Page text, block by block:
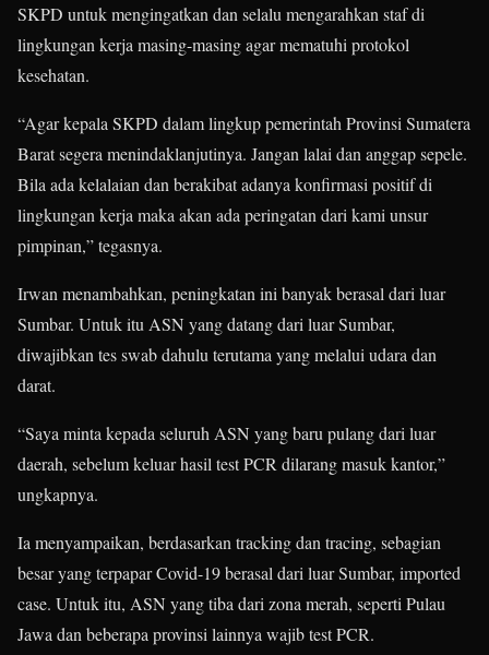
SKPD untuk mengingatkan dan selalu mengarahkan staf di
lingkungan kerja masing-masing agar mematuhi protokol
kesehatan.
“Agar kepala SKPD dalam lingkup pemerintah Provinsi Sumatera
Barat segera menindaklanjutinya. Jangan lalai dan anggap sepele.
Bila ada kelalaian dan berakibat adanya konfirmasi positif di
lingkungan kerja maka akan ada peringatan dari kami unsur
pimpinan,” tegasnya.
Irwan menambahkan, peningkatan ini banyak berasal dari luar
Sumbar. Untuk itu ASN yang datang dari luar Sumbar,
diwajibkan tes swab dahulu terutama yang melalui udara dan
darat.
“Saya minta kepada seluruh ASN yang baru pulang dari luar
daerah, sebelum keluar hasil test PCR dilarang masuk kantor,”
ungkapnya.
Ia menyampaikan, berdasarkan tracking dan tracing, sebagian
besar yang terpapar Covid-19 berasal dari luar Sumbar, imported
case. Untuk itu, ASN yang tiba dari zona merah, seperti Pulau
Jawa dan beberapa provinsi lainnya wajib test PCR.